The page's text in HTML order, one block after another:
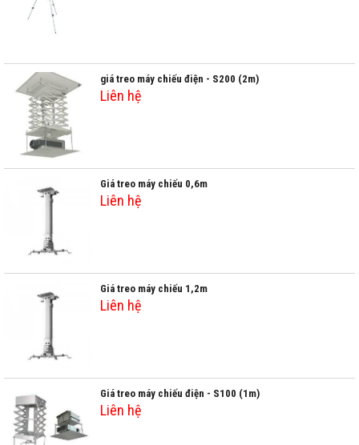
giá treo máy chiếu điện - S200 (2m)
Liên hệ
Giá treo máy chiếu 0,6m
Liên hệ
Giá treo máy chiếu 1,2m
Liên hệ
Giá treo máy chiếu điện - S100 (1m)
Liên hệ